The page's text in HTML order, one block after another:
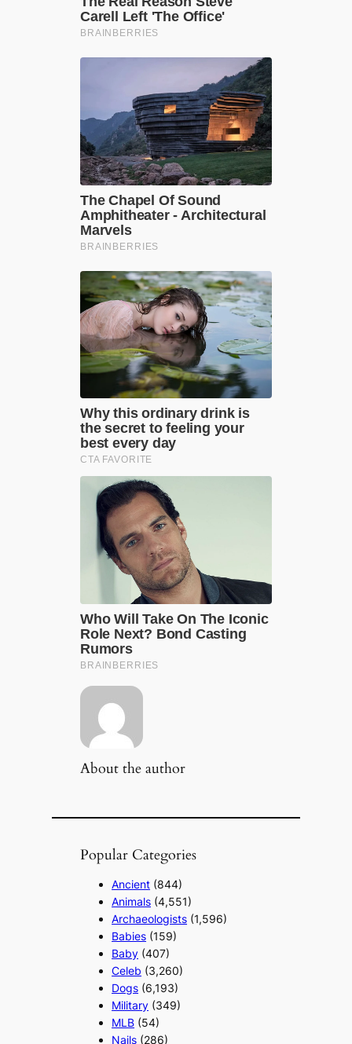
About the author
Popular Categories
Ancient (844)
Animals (4,551)
Archaeologists (1,596)
Babies (159)
Baby (407)
Celeb (3,260)
Dogs (6,193)
Military (349)
MLB (54)
Nails (286)